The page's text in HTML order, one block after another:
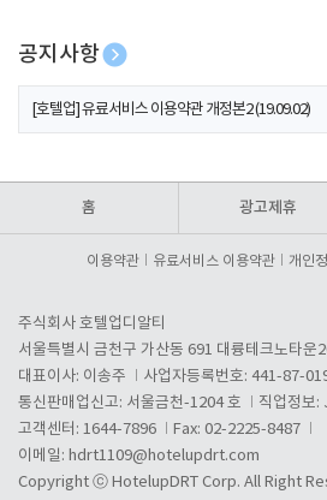
공지사항
[호텔업] 개인정보 처리방침 개정본1 (19.09.02)
[호텔업] 유료서비스 이용약관 개정본2 (19.09.02)
홈 광고제휴
이용약관 유료서비스 이용약관 개인
주식회사 호텔업디알티
서울특별시 금천구 가산동 691 대륭테크노타운
대표이사: 이송주
사업자등록번호: 441-87-
통신판매업신고: 서울금천-1204 호
직업정보:
고객센터: 1644-7896
Fax: 02-2225-8487
이메일: hdrt1109@hotelupdrt.com
Copyright ⓒ HotelupDRT Corp. All Right